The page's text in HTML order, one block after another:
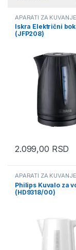
APARATI ZA
Iskra Električni
(JFP208)
2.099,00 RSD
APARATI ZA
Philips Kuvalo za
(HD9318/00)